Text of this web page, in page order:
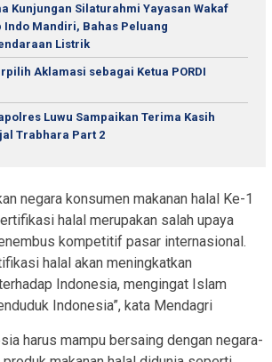
Kunjungan Silaturahmi Yayasan Wakaf
Indo Mandiri, Bahas Peluang
Listrik
Aklamasi sebagai Ketua PORDI
Luwu Sampaikan Terima Kasih
Trabhara Part 2
negara konsumen makanan halal Ke-1
halal merupakan salah upaya
kompetitif pasar internasional.
halal akan meningkatkan
Indonesia, mengingat Islam
Indonesia”, kata Mendagri
harus mampu bersaing dengan negara-